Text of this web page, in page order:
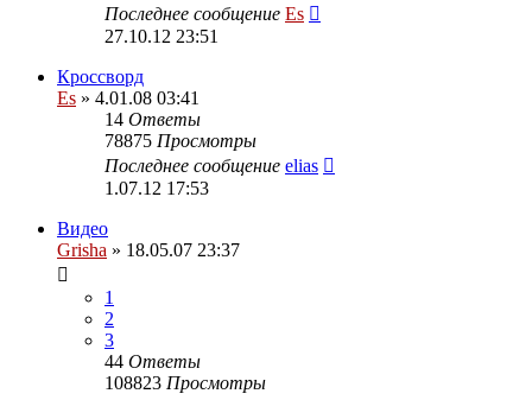
Последнее сообщение Es
27.10.12 23:51
Кроссворд
Es » 4.01.08 03:41
14 Ответы
78875 Просмотры
Последнее сообщение elias
1.07.12 17:53
Видео
Grisha » 18.05.07 23:37
1
2
3
44 Ответы
108823 Просмотры